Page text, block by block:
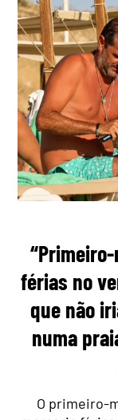
férias no
que não
numa
O primeiro-